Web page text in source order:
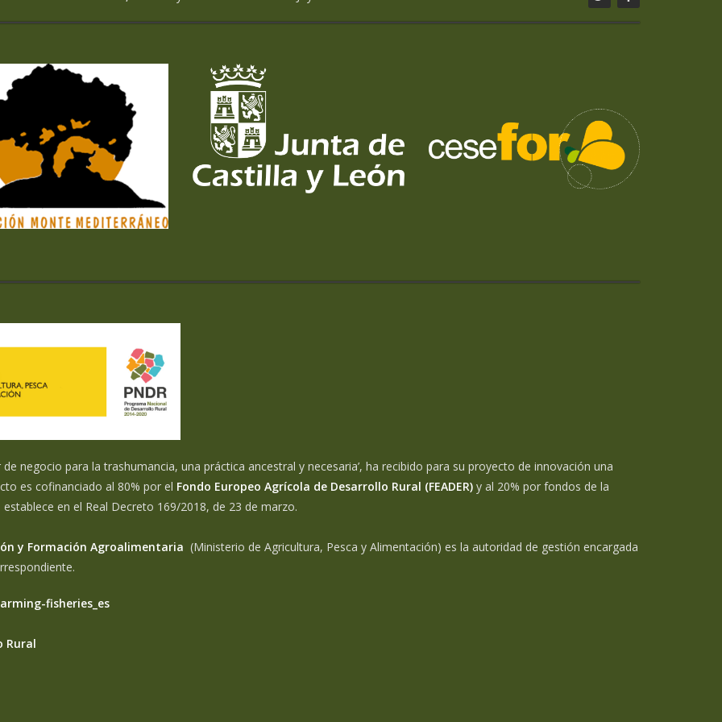
negocio para la trashumancia, una práctica ancestral y necesaria’, ha recibido para su proyecto de innovación una
es cofinanciado al 80% por el Fondo Europeo Agrícola de Desarrollo Rural (FEADER) y al 20% por fondos de la
en el Real Decreto 169/2018, de 23 de marzo.
y Formación Agroalimentaria (Ministerio de Agricultura, Pesca y Alimentación) es la autoridad de gestión encargada
fisheries_es
Rural